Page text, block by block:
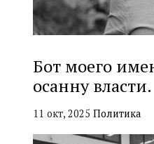
Бот моего
осанну власти.
11 окт, 2025 Политика